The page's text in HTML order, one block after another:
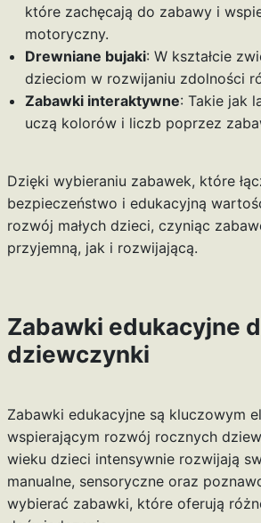
które zachęcają do zabawy i
motoryczny.
Drewniane bujaki: W kształcie
dzieciom w rozwijaniu zdolności
Zabawki interaktywne: Takie jak
uczą kolorów i liczb poprzez
Dzięki wybieraniu zabawek, które
bezpieczeństwo i edukacyjną
rozwój małych dzieci, czyniąc
przyjemną, jak i rozwijającą.
Zabawki edukacyjne
dziewczynki
Zabawki edukacyjne są kluczowym
wspierającym rozwój rocznych
wieku dzieci intensywnie rozwijają
manualne, sensoryczne oraz
wybierać zabawki, które oferują